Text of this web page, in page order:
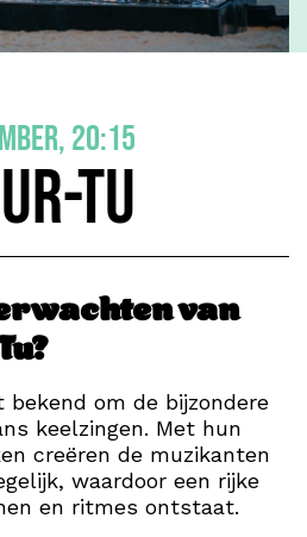
20:15
Tu
van
om de bijzondere
keelzingen. Met hun
creëren de muzikanten
waardoor een rijke
en ritmes ontstaat.